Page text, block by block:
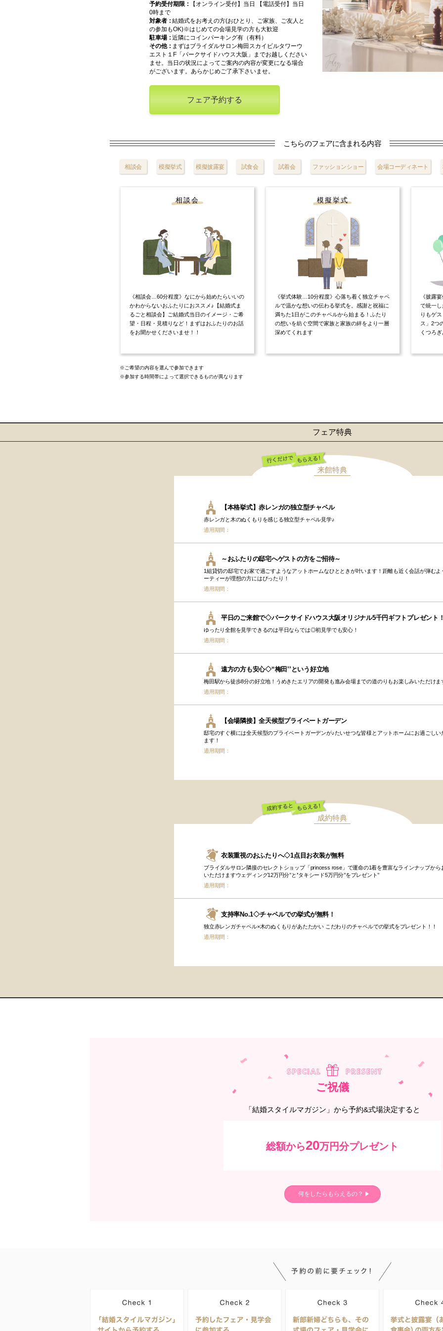
予約受付期限
【オンライン受付】当日 【電話受付】当日
0時まで
対象者
結婚式をお考えの方(おひとり、ご家族、ご友人と
の参加もOK)※はじめての会場見学の方も大歓迎
駐車場
近隣にコインパーキング有（有料）
その他
まずはブライダルサロン梅田スカイビルタワーウ
エスト１F「パークサイドハウス大阪」までお越しください
ませ。当日の状況によってご案内の内容が変更になる場合
がございます。あらかじめご了承下さいませ。
フェア予約する
こちらのフェアに含まれる内容
相談会 模擬挙式 模擬披露宴 試食会 試着会 ファッションショー 会場コーディネート
相談会
《相談会…60分程度》なにから始めたらいいの
かわからないおふたりにおススメ♪【結婚式ま
るごと相談会】ご結婚式当日のイメージ・ご希
望・日程・見積りなど！まずはおふたりのお話
をお聞かせくださいませ！！
模擬挙式
《挙式体験…10分程度》心落ち着く独立チャペ
ルで温かな想いの伝わる挙式を。感謝と祝福に
満ちた1日がこのチャペルから始まる！ふたり
の想いを紡ぐ空間で家族と家族の絆をより一層
深めてくれます
《披露
で統一
りもゲ
ス」2つ
くつろ
※ご希望の内容を選んで参加できます
※参加する時間帯によって選択できるものが異なります
フェア特典
来館特典
行くだけでもらえ
【本格挙式】赤レンガの独立型チャペル
赤レンガと木のぬくもりを感じる独立型チャペル見学♪
適用期間：
～おふたりの邸宅へゲストの方をご招待～
1組貸切の邸宅でお家で過ごすようなアットホームなひとときが叶います！距離も近く会話が弾むよ
ーティーが理想の方にはぴったり！
適用期間：
平日のご来館で◇パークサイドハウス大阪オリジナル5千円ギフトプレゼント！
ゆったり全館を見学できるのは平日ならでは◎初見学でも安心！
適用期間：
遠方の方も安心◇“梅田’’という好立地
梅田駅から徒歩8分の好立地！うめきたエリアの開発も進み会場までの道のりもお楽しみいただけま
適用期間：
【会場隣接】全天候型プライベートガーデン
邸宅のすぐ横には全天候型のプライベートガーデンが♪たいせつな皆様とアットホームにお過ごしい
ます！
適用期間：
成約特典
成約するともらえ
衣装重視のおふたりへ◇1点目お衣装が無料
ブライダルサロン隣接のセレクトショップ「princess rose」で運命の1着を豊富なラインナップから
いただけますウェディング12万円分’’と’’タキシード5万円分’’をプレゼント’’
適用期間：
支持率No.1◇チャペルでの挙式が無料！
独立赤レンガチャペル×木のぬくもりがあたたかい こだわりのチャペルでの挙式をプレゼント！！
適用期間：
ご祝儀
「結婚スタイルマガジン」から予約&式場決定すると
総額から20万円分プレゼント
何をしたらもらえるの？